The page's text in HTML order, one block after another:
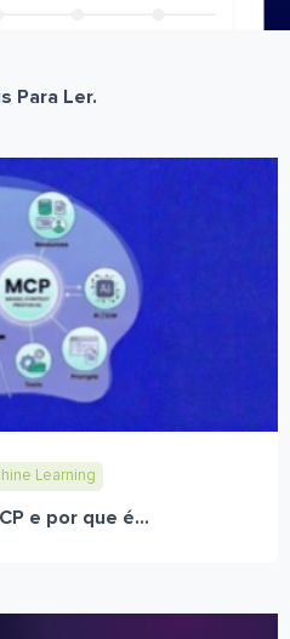
Para Ler.
Learning
e por que é...